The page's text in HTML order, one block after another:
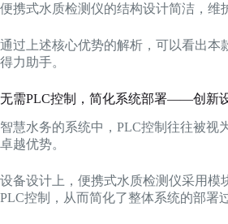
便携式水质检测仪的结构设计简洁，维
通过上述核心优势的解析，可以看出本
得力助手。
无需PLC控制，简化系统部署——创新
智慧水务的系统中，PLC控制往往被视
卓越优势。
设备设计上，便携式水质检测仪采用模
PLC控制，从而简化了整体系统的部署